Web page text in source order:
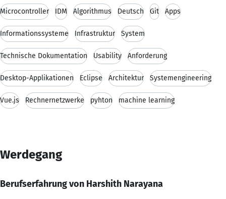
Microcontroller IDM Algorithmus Deutsch Git Apps
Informationssysteme Infrastruktur System
Technische Dokumentation Usability Anforderung
Desktop-Applikationen Eclipse Architektur Systemengineering
Vue.js Rechnernetzwerke pyhton machine learning
Werdegang
Berufserfahrung von Harshith Narayana